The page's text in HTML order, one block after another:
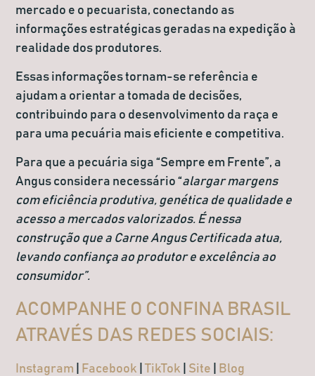
mercado e o pecuarista, conectando as
informações estratégicas geradas na expedição à
realidade dos produtores.
Essas informações tornam-se referência e
ajudam a orientar a tomada de decisões,
contribuindo para o desenvolvimento da raça e
para uma pecuária mais eficiente e competitiva.
Para que a pecuária siga“Sempre em Frente”, a
Angus considera necessário “alargar margens
com eficiência produtiva, genética de qualidade e
acesso a mercados valorizados. É nessa
construção que a Carne Angus Certificada atua,
levando confiança ao produtor e excelência ao
consumidor”.
ACOMPANHE O CONFINA BRASIL
ATRAVÉS DAS REDES SOCIAIS:
Instagram Facebook |TikTok Site Blog